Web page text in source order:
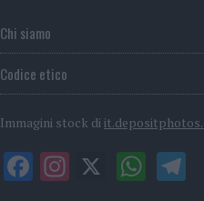
Chi siamo
Codice etico
Immagini stock di